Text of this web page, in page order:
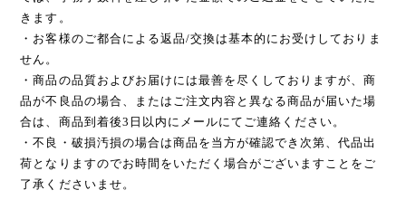
きます。
・お客様のご都合による返品/交換は基本的にお受けしておりま
せん。
・商品の品質およびお届けには最善を尽くしておりますが、商
品が不良品の場合、またはご注文内容と異なる商品が届いた場
合は、商品到着後3日以内にメールにてご連絡ください。
・不良・破損汚損の場合は商品を当方が確認でき次第、代品出
荷となりますのでお時間をいただく場合がございますことをご
了承くださいませ。